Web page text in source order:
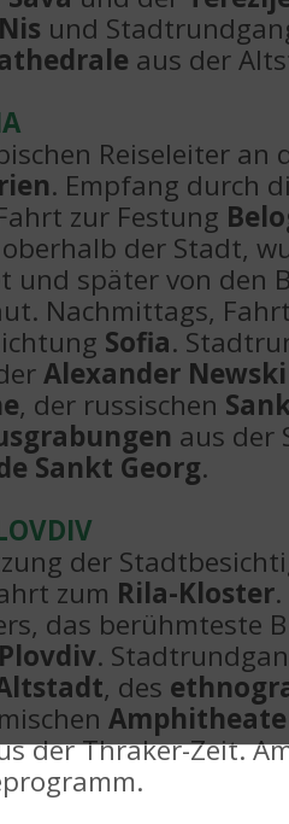
Nis und
aus der
Reiseleiter an
. Empfang durch
zur Festung
der Stadt,
und später von den
Nachmittags,
Sofia.
Alexander
, der russischen
aus der
Sankt Georg.
der
zum Rila-Kloster
das berühmteste
Plovdiv.
, des
der Thraker-Zeit.